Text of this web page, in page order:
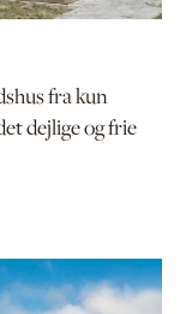
fra kun
dejlige og frie